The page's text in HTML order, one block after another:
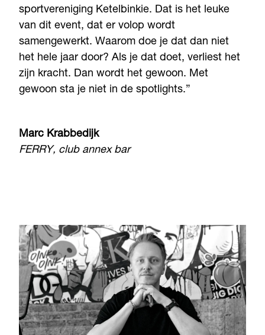
sportvereniging Ketelbinkie. Dat is het leuke
van dit event, dat er volop wordt
samengewerkt. Waarom doe je dat dan niet
het hele jaar door? Als je dat doet, verliest het
zijn kracht. Dan wordt het gewoon. Met
gewoon sta je niet in de spotlights.”
Marc Krabbedijk
FERRY, club annex bar